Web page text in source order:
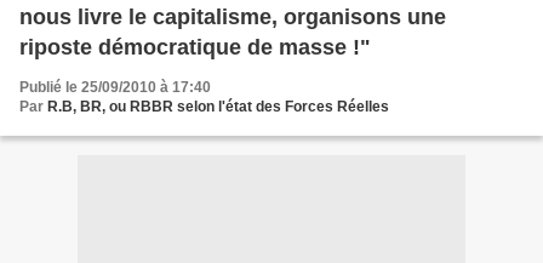
nous livre le capitalisme, organisons une
riposte démocratique de masse !"
Publié le 25/09/2010 à 17:40
Par R.B, BR, ou RBBR selon l'état des Forces Réelles